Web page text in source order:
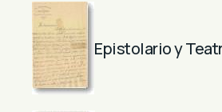
Epistolario y